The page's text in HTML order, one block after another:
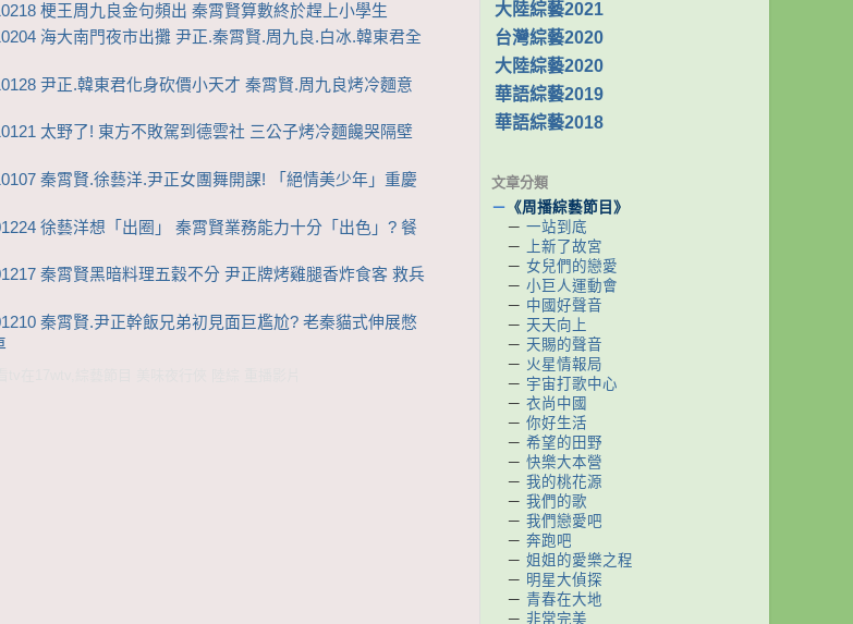
梗王周九良金句頻出 秦霄賢算數終於趕上小學生
海大南門夜市出攤 尹正.秦霄賢.周九良.白冰.韓東君全
尹正.韓東君化身砍價小天才 秦霄賢.周九良烤冷麵意
太野了! 東方不敗駕到德雲社 三公子烤冷麵饞哭隔壁
秦霄賢.徐藝洋.尹正女團舞開課! 「絕情美少年」重慶
徐藝洋想「出圈」 秦霄賢業務能力十分「出色」? 餐
秦霄賢黑暗料理五穀不分 尹正牌烤雞腿香炸食客 救兵
秦霄賢.尹正幹飯兄弟初見面巨尷尬? 老秦貓式伸展憋
大陸綜藝2021
台灣綜藝2020
大陸綜藝2020
華語綜藝2019
華語綜藝2018
文章分類
－ 《周播綜藝節目》
－ 一站到底
－
上新了故宮
－ 女兒們的戀愛
－ 小巨人運動會
－ 中國好聲音
－ 天天向上
－ 天賜的聲音
－ 火星情報局
－ 宇宙打歌中心
－ 衣尚中國
－ 你好生活
－ 希望的田野
－ 快樂大本營
－ 我的桃花源
－ 我們的歌
－ 我們戀愛吧
－ 奔跑吧
－ 姐姐的愛樂之程
－ 明星大偵探
－ 青春在大地
－ 非常完美